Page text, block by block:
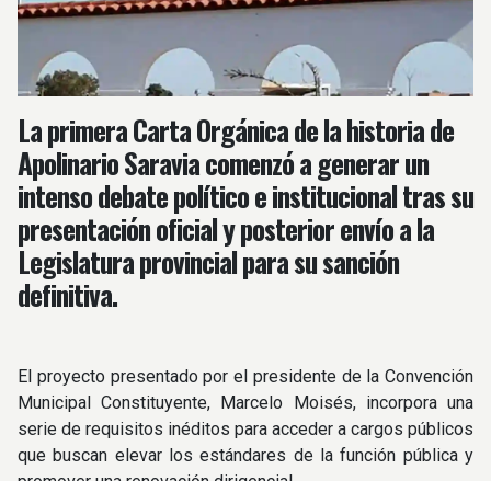
La primera Carta Orgánica de la historia de
Apolinario Saravia comenzó a generar un
intenso debate político e institucional tras su
presentación oficial y posterior envío a la
Legislatura provincial para su sanción
definitiva.
El proyecto presentado por el presidente de la Convención
Municipal Constituyente, Marcelo Moisés, incorpora una
serie de requisitos inéditos para acceder a cargos públicos
que buscan elevar los estándares de la función pública y